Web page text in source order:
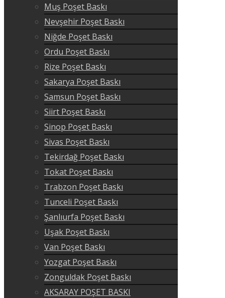
Muş Poşet Baskı
Nevşehir Poşet Baskı
Niğde Poşet Baskı
Ordu Poşet Baskı
Rize Poşet Baskı
Sakarya Poşet Baskı
Samsun Poşet Baskı
Siirt Poşet Baskı
Sinop Poşet Baskı
Sivas Poşet Baskı
Tekirdağ Poşet Baskı
Tokat Poşet Baskı
Trabzon Poşet Baskı
Tunceli Poşet Baskı
Şanlıurfa Poşet Baskı
Uşak Poşet Baskı
Van Poşet Baskı
Yozgat Poşet Baskı
Zonguldak Poşet Baskı
AKSARAY POŞET BASKI